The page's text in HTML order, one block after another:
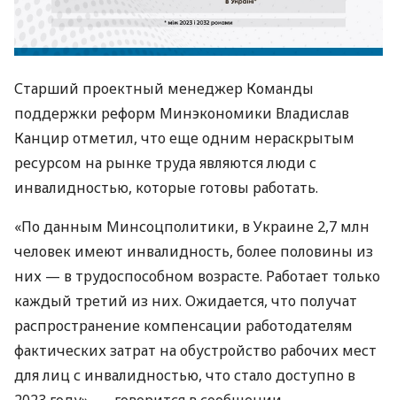
Старший проектный менеджер Команды
поддержки реформ Минэкономики Владислав
Канцир отметил, что еще одним нераскрытым
ресурсом на рынке труда являются люди с
инвалидностью, которые готовы работать.
«По данным Минсоцполитики, в Украине 2,7 млн ​​
человек имеют инвалидность, более половины из
них — в трудоспособном возрасте. Работает только
каждый третий из них. Ожидается, что получат
распространение компенсации работодателям
фактических затрат на обустройство рабочих мест
для лиц с инвалидностью, что стало доступно в